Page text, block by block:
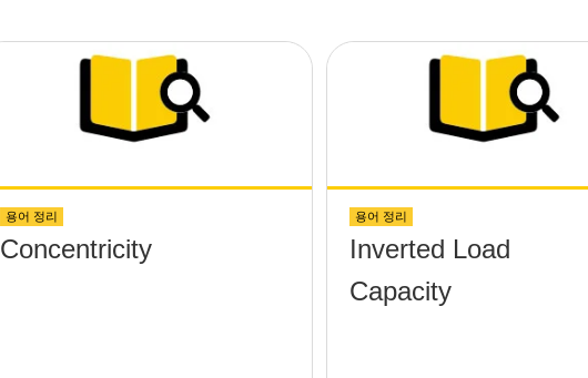
screws protruding up
above the surface?
용어 정리
Concentricity
용어 정리
Inverted Load
Capacity